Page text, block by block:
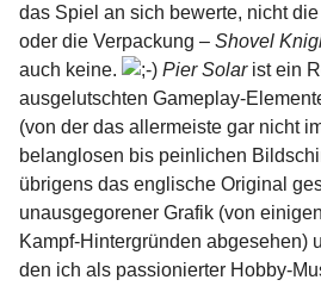
das Spiel an sich bewerte, nicht
oder die Verpackung – Shovel
auch keine.
Pier Solarist ein
ausgelutschten Gameplay-
(von der das allermeiste gar nicht
belanglosen bis peinlichen
übrigens das englische Original
unausgegorener Grafik (von
Kampf-Hintergründen abgesehen)
den ich als passionierter Hobby-